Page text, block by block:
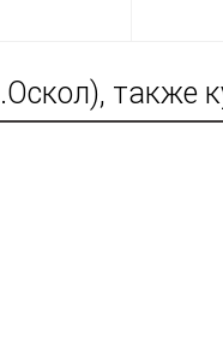
также